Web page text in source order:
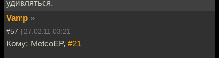
удивляться.
Vamp »
#57 | 27.02.11 03:21
Кому: MetcoEP, #21